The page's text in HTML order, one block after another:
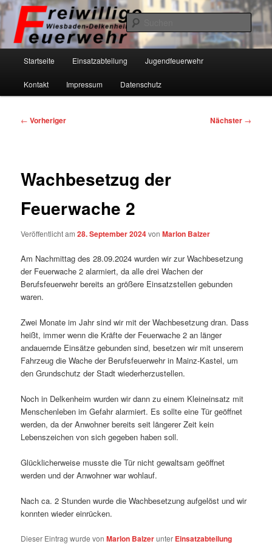
Zum
primären
Inhalt
springenFreiwillige Feuerwehr Wiesbaden-
Startseite Einsatzabteilung Jugendfeuerwehr
Kontakt Impressum Datenschutz
Beitragsnavigation
← Vorheriger Nächster →
Wachbesetzug der
Feuerwache 2
Veröffentlicht am28. September 2024vonMarlon Balzer
Am Nachmittag des 28.09.2024 wurden wir zur Wachbesetzung
der Feuerwache 2 alarmiert, da alle drei Wachen der
Berufsfeuerwehr bereits an größere Einsatzstellen gebunden
waren.
Zwei Monate im Jahr sind wir mit der Wachbesetzung dran. Dass
heißt, immer wenn die Kräfte der Feuerwache 2 an länger
andauernde Einsätze gebunden sind, besetzen wir mit unserem
Fahrzeug die Wache der Berufsfeuerwehr in Mainz-Kastel, um
den Grundschutz der Stadt wiederherzustellen.
Noch in Delkenheim wurden wir dann zu einem Kleineinsatz mit
Menschenleben im Gefahr alarmiert. Es sollte eine Tür geöffnet
werden, da der Anwohner bereits seit längerer Zeit kein
Lebenszeichen von sich gegeben haben soll.
Glücklicherweise musste die Tür nicht gewaltsam geöffnet
werden und der Anwohner war wohlauf.
Nach ca. 2 Stunden wurde die Wachbesetzung aufgelöst und wir
konnten wieder einrücken.
Dieser Eintrag wurde vonMarlon Balzerunter Einsatzabteilung